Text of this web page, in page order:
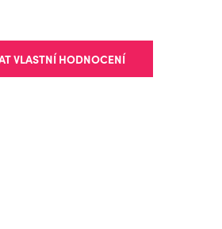
VLASTNÍ HODNOCENÍ